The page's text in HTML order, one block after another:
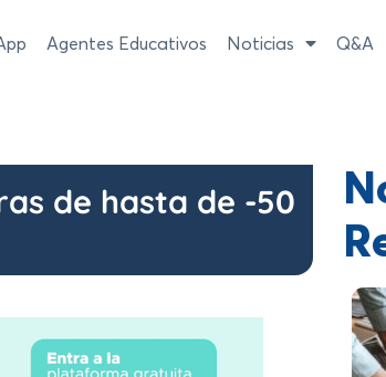
Agentes Educativos Noticias Q&A
de hasta de -50